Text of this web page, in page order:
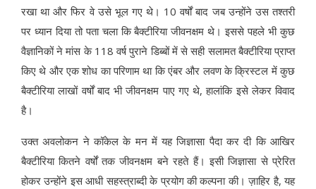
रखा था और फिर वे उसे भूल गए थे। 10 वर्षों बाद जब उन्होंने उस तश्तरी
पर ध्यान दिया तो पता चला कि बैक्टीरिया जीवनक्षम थे। इससे पहले भी कुछ
वैज्ञानिकों ने मांस के 118 वर्ष पुराने डिब्बों में से सही सलामत बैक्टीरिया प्राप्त
किए थे और एक शोध का परिणाम था कि एंबर और लवण के क्रिस्टल में कुछ
बैक्टीरिया लाखों वर्षों बाद भी जीवनक्षम पाए गए थे, हालांकि इसे लेकर विवाद
है।
उक्त अवलोकन ने कॉकेल के मन में यह जिज्ञासा पैदा कर दी कि आखिर
बैक्टीरिया कितने वर्षों तक जीवनक्षम बने रहते हैं। इसी जिज्ञासा से प्रेरित
होकर उन्होंने इस आधी सहस्त्राब्दी के प्रयोग की कल्पना की। ज़ाहिर है, यह